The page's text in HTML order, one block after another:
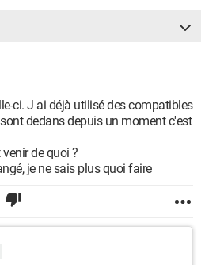
ci. J ai déjà utilisé des compatibles
dedans depuis un moment c'est
de quoi ?
je ne sais plus quoi faire